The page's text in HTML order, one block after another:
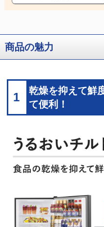
商品の魅力
1
乾燥を抑えて鮮
て便利！